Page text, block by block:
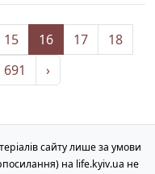
15 16 17
18
691 ›
сайту лише за умови
на life.kyiv.ua не